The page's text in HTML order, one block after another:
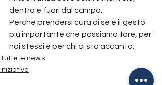
dentro e fuori dal campo.
Perché prendersi cura di sé è il gesto
più importante che possiamo fare, per
noi stessi e per chi ci sta accanto.
Tutte le news
Iniziative